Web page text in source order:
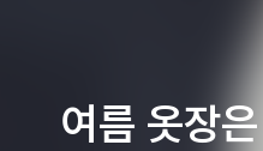
여름 옷장